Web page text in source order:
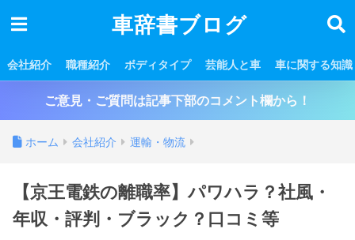
車辞書ブログ
会社紹介 職種紹介 ボディタイプ 芸能人と車 車に関する知識
ご意見・ご質問は記事下部のコメント欄から！
ホーム 会社紹介 運輸・物流
【京王電鉄の離職率】パワハラ？社風・
年収・評判・ブラック？口コミ等